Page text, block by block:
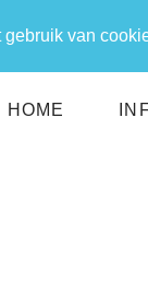
van
HOME